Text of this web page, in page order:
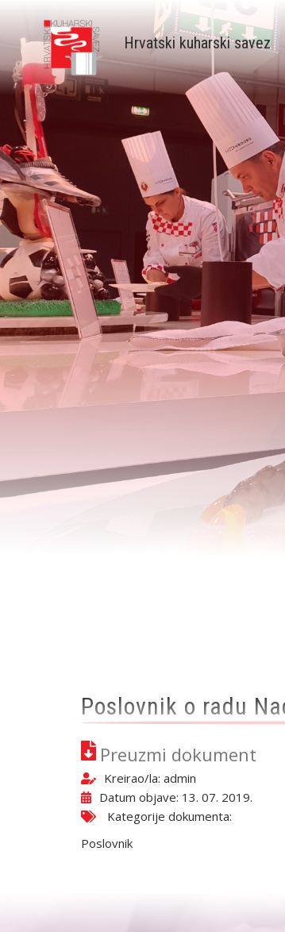
main
content
Hrvatski kuharski savez
Poslovnik o radu
Preuzmi dokument
Kreirao/la: admin
Datum objave: 13. 07. 2019.
Kategorije dokumenta:
Poslovnik